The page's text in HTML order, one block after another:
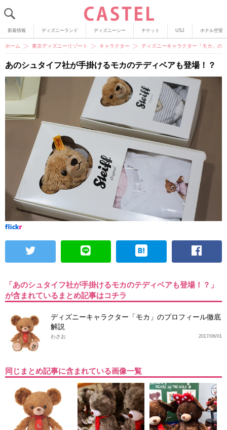
新着情報 ディズニーランド ディズニーシー チケット USJ ホテル空室
ホーム 東京ディズニーリゾート キャラクター ディズニーキャラクター「モカ」の
あのシュタイフ社が手掛けるモカのテディベアも登場！？
「あのシュタイフ社が手掛けるモカのテディベアも登場！？」
が含まれているまとめ記事はコチラ
ディズニーキャラクター「モカ」のプロフィール徹底
解説
2017/06/01
わさお
同じまとめ記事に含まれている画像一覧